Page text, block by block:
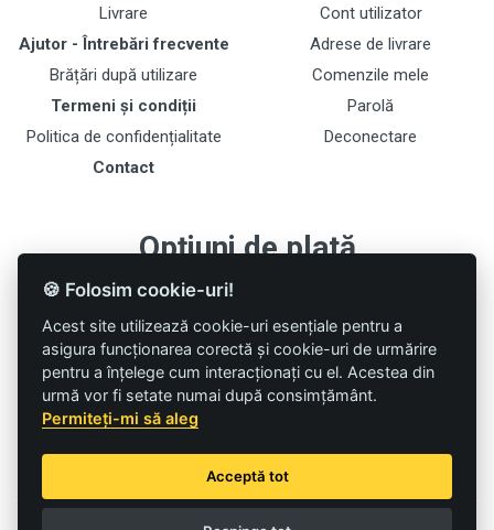
Livrare
Ajutor - Întrebări frecvente
Brățări după utilizare
Termeni și condiții
Politica de confidențialitate
Contact
Cont utilizator
Adrese de livrare
Comenzile mele
Parolă
Deconectare
Opțiuni de plată
Urmăriți-ne pe rețele de socializare
Suntem prea ocupați pentru a fi pe Social Media. Poate într-o zi o vom
🍪 Folosim cookie-uri!
Acest site utilizează cookie-uri esențiale pentru a
asigura funcționarea corectă și cookie-uri de urmărire
pentru a înțelege cum interacționați cu el. Acestea din
urmă vor fi setate numai după consimțământ.
Permiteți-mi să aleg
Acceptă tot